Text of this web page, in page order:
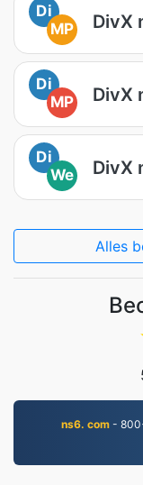
Di
MP
DivX
Di
MP
DivX
Di
We
DivX
Alles
ns6. com -